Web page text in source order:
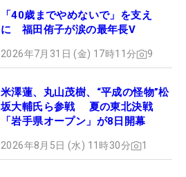
「40歳までやめないで」を支え
に 福田侑子が涙の最年長V
2026年7月31日 (金) 17時11分 9
米澤蓮、丸山茂樹、“平成の怪物”松
坂大輔氏ら参戦 夏の東北決戦
「岩手県オープン」が8日開幕
2026年8月5日 (水) 11時30分 1